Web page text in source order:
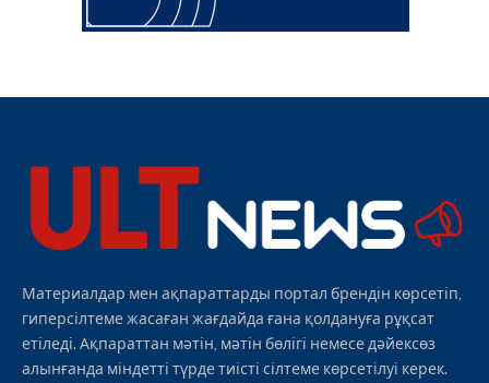
Материалдар мен ақпараттарды портал брендін көрсетіп,
гиперсілтеме жасаған жағдайда ғана қолдануға рұқсат
етіледі. Ақпараттан мәтін, мәтін бөлігі немесе дәйексөз
алынғанда міндетті түрде тиісті сілтеме көрсетілуі керек.